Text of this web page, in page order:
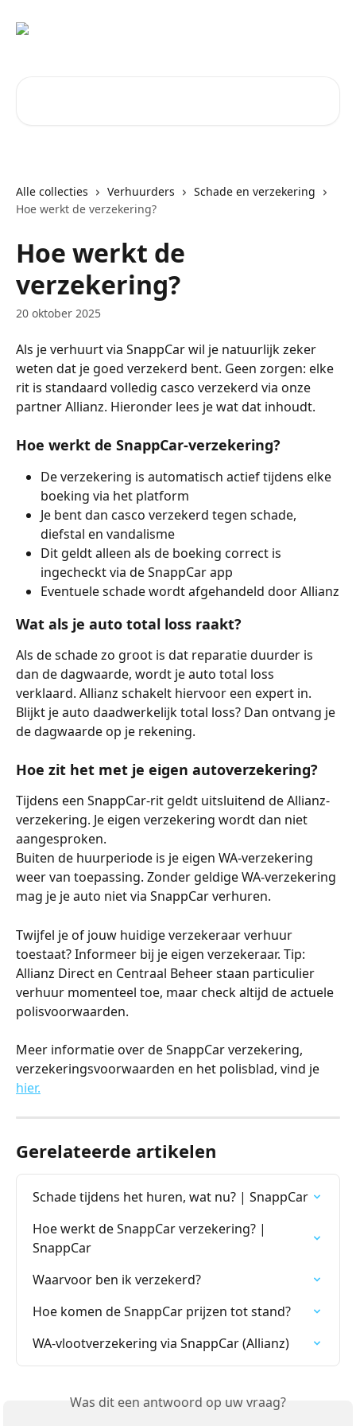
Alle collecties Verhuurders
Schade en verzekering
Hoe werkt de verzekering?
Hoe werkt de
verzekering?
20 oktober 2025
Als je verhuurt via SnappCar wil je natuurlijk zeker
weten dat je goed verzekerd bent. Geen zorgen: elke
rit is standaard volledig casco verzekerd via onze
partner Allianz. Hieronder lees je wat dat inhoudt.
Hoe werkt de SnappCar-verzekering?
De verzekering is automatisch actief tijdens elke
boeking via het platform
Je bent dan casco verzekerd tegen schade,
diefstal en vandalisme
Dit geldt alleen als de boeking correct is
ingecheckt via de SnappCar app
Eventuele schade wordt afgehandeld door Allianz
Wat als je auto total loss raakt?
Als de schade zo groot is dat reparatie duurder is
dan de dagwaarde, wordt je auto total loss
verklaard. Allianz schakelt hiervoor een expert in.
Blijkt je auto daadwerkelijk total loss? Dan ontvang je
de dagwaarde op je rekening.
Hoe zit het met je eigen autoverzekering?
Tijdens een SnappCar-rit geldt uitsluitend de Allianz-
verzekering. Je eigen verzekering wordt dan niet
aangesproken.
Buiten de huurperiode is je eigen WA-verzekering
weer van toepassing. Zonder geldige WA-verzekering
mag je je auto niet via SnappCar verhuren.
Twijfel je of jouw huidige verzekeraar verhuur
toestaat? Informeer bij je eigen verzekeraar. Tip:
Allianz Direct en Centraal Beheer staan particulier
verhuur momenteel toe, maar check altijd de actuele
polisvoorwaarden.
Meer informatie over de SnappCar verzekering,
verzekeringsvoorwaarden en het polisblad, vind je
hier.
Gerelateerde artikelen
Schade tijdens het huren, wat nu? | SnappCar
Hoe werkt de SnappCar verzekering? |
SnappCar
Waarvoor ben ik verzekerd?
Hoe komen de SnappCar prijzen tot stand?
WA-vlootverzekering via SnappCar (Allianz)
Was dit een antwoord op uw vraag?